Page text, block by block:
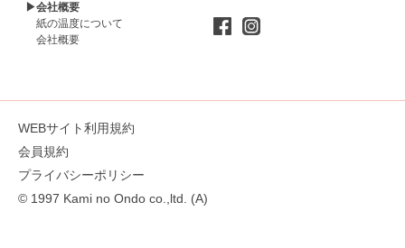
▶会社概要
紙の温度について
会社概要
WEBサイト利用規約
会員規約
プライバシーポリシー
© 1997 Kami no Ondo co.,ltd. (A)